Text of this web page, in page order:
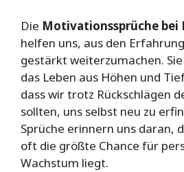
Die Motivationssprüche bei
helfen uns, aus den
gestärkt weiterzumachen.
das Leben aus Höhen und
dass wir trotz Rückschlägen
sollten, uns selbst neu zu
Sprüche erinnern uns daran,
oft die größte Chance für
Wachstum liegt.